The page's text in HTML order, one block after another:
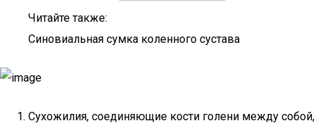
Читайте также:
Синовиальная сумка коленного сустава
Сухожилия, соединяющие кости голени между собой,